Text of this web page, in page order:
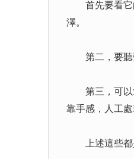
首先要看它的
澤。
第二，要聽聲
第三，可以拿
靠手感，人工
上述這些都是